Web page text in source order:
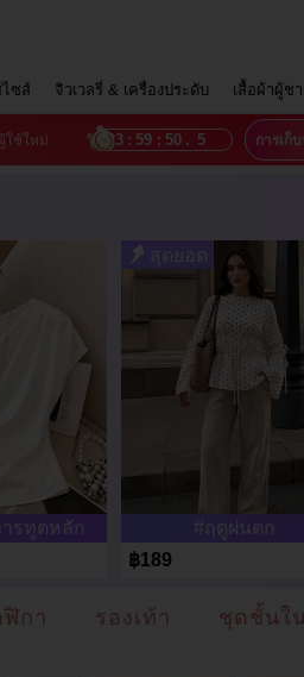
ซส์ จิวเวลรี่ & เครื่องประดับ เสื้อผ้าผู้ช
ใช้ใหม่ 23 : 59 : 47 . 6 การเก็
รทูตหลัก
สุดยอด
#ฤดูฝนตก
฿189
กา รองเท้า ชุดชั้นใ